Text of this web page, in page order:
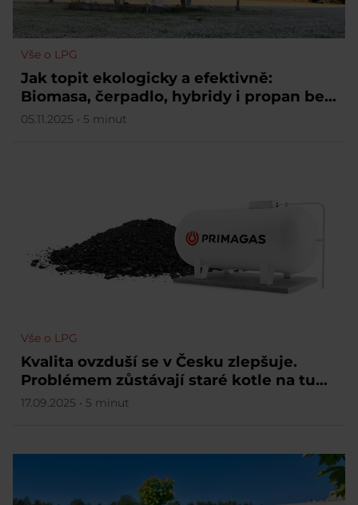
Vše o LPG
Jak topit ekologicky a efektivně:
Biomasa, čerpadlo, hybridy i propan bez
přípojky
05.11.2025 • 5 minut
Vše o LPG
Kvalita ovzduší se v Česku zlepšuje.
Problémem zůstávají staré kotle na tuhá
paliva.
17.09.2025 • 5 minut